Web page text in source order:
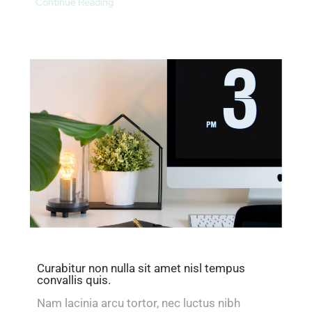
Curabitur non nulla sit amet nisl tempus
convallis quis.
Nam lacinia arcu tortor, nec luctus nibh